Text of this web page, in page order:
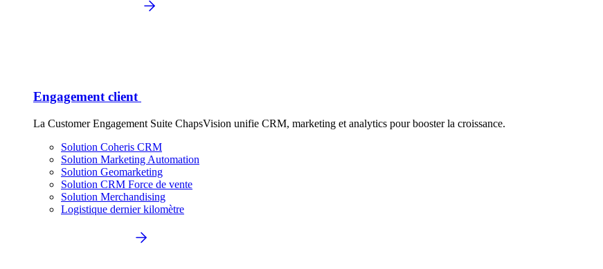
Engagement client
La Customer Engagement Suite ChapsVision unifie CRM, marketing et analytics pour booster la croissance.
Solution Coheris CRM
Solution Marketing Automation
Solution Geomarketing
Solution CRM Force de vente
Solution Merchandising
Logistique dernier kilomètre